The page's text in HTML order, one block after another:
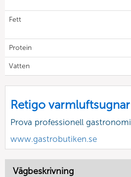
Fett
Protein
Vatten
Retigo varmluftsugnar
Prova professionell gastronomi
www.gastrobutiken.se
Vägbeskrivning